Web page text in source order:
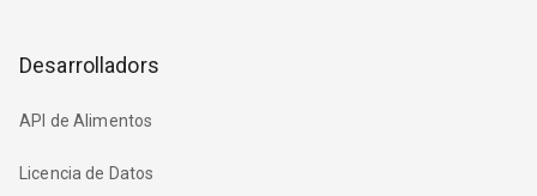
Desarrolladors
API de Alimentos
Licencia de Datos